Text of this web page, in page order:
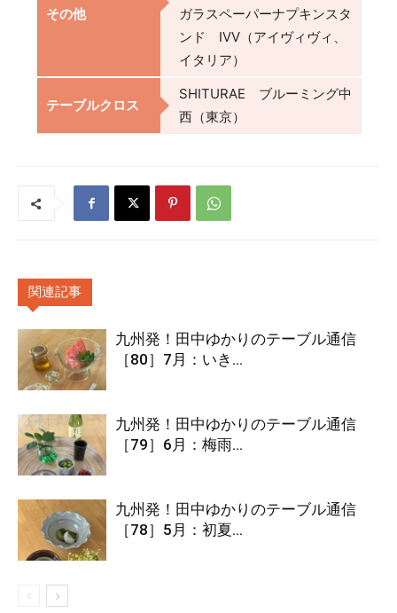
その他
ガラスペーパーナプキンスタ
ンド IVV（アイヴィヴィ、
イタリア）
テーブルクロス
SHITURAE ブルーミング中
西（東京）
関連記事
九州発！田中ゆかりのテーブル通信
［80］7月：いき...
九州発！田中ゆかりのテーブル通信
［79］6月：梅雨...
九州発！田中ゆかりのテーブル通信
［78］5月：初夏...